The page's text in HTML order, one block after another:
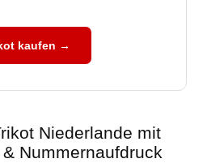
kaufen →
Niederlande mit
Nummernaufdruck